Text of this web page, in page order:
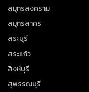
สมุทรสงคราม
สมุทรสาคร
สระบุรี
สระแก้ว
สิงห์บุรี
สุพรรณบุรี